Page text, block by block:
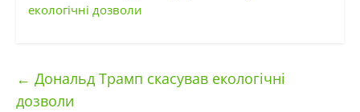
екологічні дозволи
← Дональд Трамп скасував екологічні
дозволи